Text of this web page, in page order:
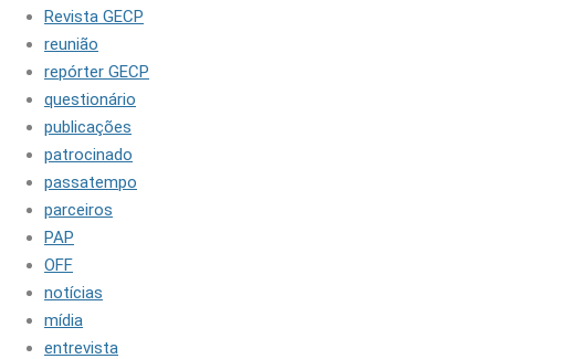
Revista GECP
reunião
repórter GECP
questionário
publicações
patrocinado
passatempo
parceiros
PAP
OFF
notícias
mídia
entrevista